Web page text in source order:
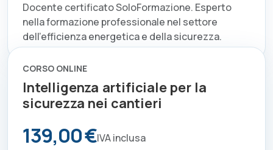
Docente certificato SoloFormazione. Esperto
nella formazione professionale nel settore
dell'efficienza energetica e della sicurezza.
CORSO ONLINE
Intelligenza artificiale per la
sicurezza nei cantieri
139,00 €IVA inclusa